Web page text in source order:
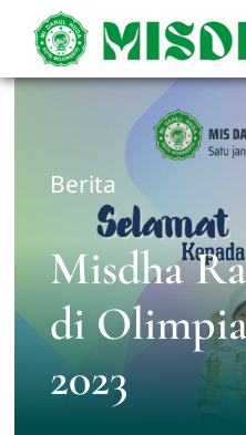
Skip
Profil
Berita
Kegiatan
Download
Berita
Misdha
di
2023